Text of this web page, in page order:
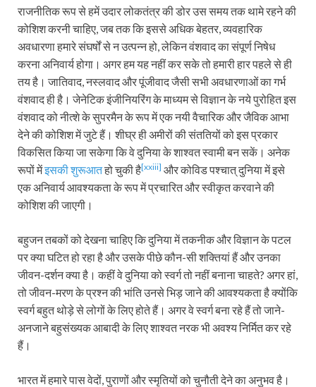
राजनीतिक रूप से हमें उदार लोकतंत्र की डोर उस समय तक थामे रहने की
कोशिश करनी चाहिए, जब तक कि इससे अधिक बेहतर, व्यवहारिक
अवधारणा हमारे संघर्षों से न उत्पन्न हो, लेकिन वंशवाद का संपूर्ण निषेध
करना अनिवार्य होगा। अगर हम यह नहीं कर सके तो हमारी हार पहले से ही
तय है। जातिवाद, नस्लवाद और पूंजीवाद जैसी सभी अवधारणाओं का गर्भ
वंशवाद ही है। जेनेटिक इंजीनियरिंग के माध्यम से विज्ञान के नये पुरोहित इस
वंशवाद को नीत्शे के सुपरमैन के रूप में एक नयी वैचारिक और जैविक आभा
देने की कोशिश में जुटे हैं। शीघ्र ही अमीरों की संततियों को इस प्रकार
विकसित किया जा सकेगा कि वे दुनिया के शाश्वत स्वामी बन सकें। अनेक
रूपों मेंइसकी शुरूआतहो चुकी है[xxiii] और कोविड पश्चात् दुनिया में इसे
एक अनिवार्य आवश्यकता के रूप में प्रचारित और स्वीकृत करवाने की
कोशिश की जाएगी।
बहुजन तबकों को देखना चाहिए कि दुनिया में तकनीक और विज्ञान के पटल
पर क्या घटित हो रहा है और उसके पीछे कौन-सी शक्तियां हैं और उनका
जीवन-दर्शन क्या है। कहीं वे दुनिया को स्वर्ग तो नहीं बनाना चाहते? अगर हां,
तो जीवन-मरण के प्रश्न की भांति उनसे भिड़ जाने की आवश्यकता है क्योंकि
स्वर्ग बहुत थोड़े से लोगों के लिए होते हैं। अगर वे स्वर्ग बना रहे हैं तो जाने-
अनजाने बहुसंख्यक आबादी के लिए शाश्वत नरक भी अवश्य निर्मित कर रहे
हैं।
भारत में हमारे पास वेदों, पुराणों और स्मृतियों को चुनौती देने का अनुभव है।